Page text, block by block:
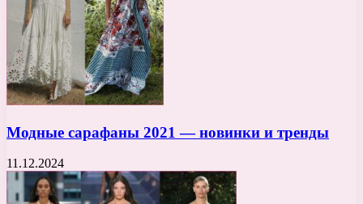
Модные сарафаны 2021 — новинки и тренды
11.12.2024